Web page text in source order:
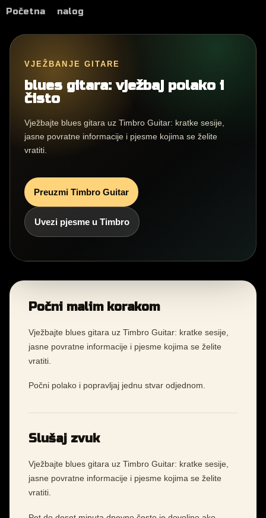
Početna nalog
VJEŽBANJE GITARE
blues gitara: vježbaj polako i
čisto
Vježbajte blues gitara uz Timbro Guitar: kratke sesije,
jasne povratne informacije i pjesme kojima se želite
vratiti.
Preuzmi Timbro Guitar
Uvezi pjesme u Timbro
Počni malim korakom
Vježbajte blues gitara uz Timbro Guitar: kratke sesije,
jasne povratne informacije i pjesme kojima se želite
vratiti.
Počni polako i popravljaj jednu stvar odjednom.
Slušaj zvuk
Vježbajte blues gitara uz Timbro Guitar: kratke sesije,
jasne povratne informacije i pjesme kojima se želite
vratiti.